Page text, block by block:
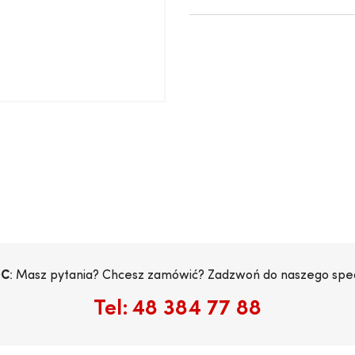
: Masz pytania? Chcesz zamówić? Zadzwoń do naszego
Tel: 48 384 77 88